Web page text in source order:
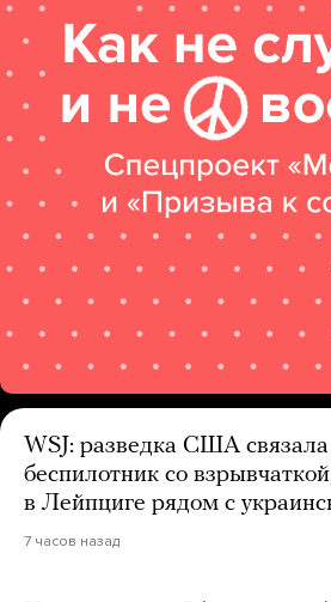
WSJ: разведка США связала
беспилотник со
в Лейпциге рядом с
7 часов назад